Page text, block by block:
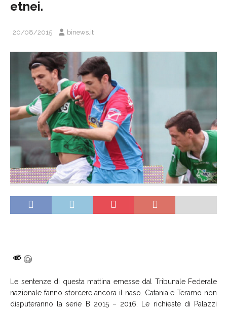
etnei.
20/08/2015 binews.it
Le sentenze di questa mattina emesse dal Tribunale Federale
nazionale fanno storcere ancora il naso. Catania e Teramo non
disputeranno la serie B 2015 – 2016. Le richieste di Palazzi